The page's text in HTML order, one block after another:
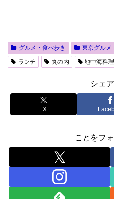
グルメ・食べ歩き 東京グルメ
ランチ
丸の内 地中海料理
シェ
X
ことをフ